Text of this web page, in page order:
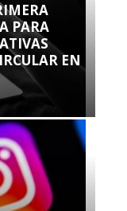
PARA
EN